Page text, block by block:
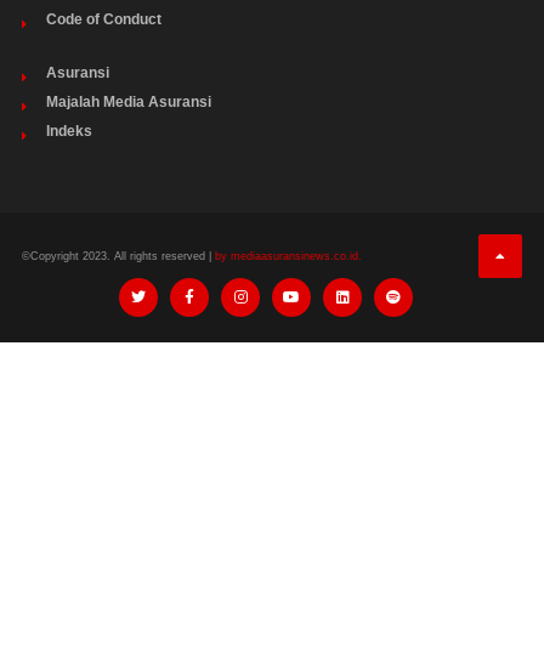
Code of Conduct
Asuransi
Majalah Media Asuransi
Indeks
©Copyright 2023. All rights reserved | by mediaasuransinews.co.id.